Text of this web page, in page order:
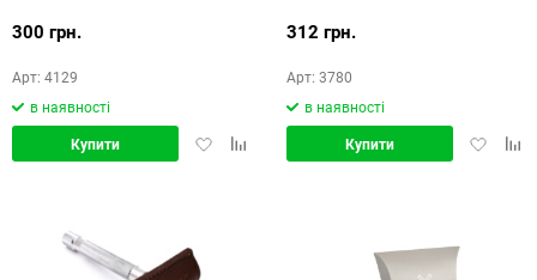
300 грн.
Арт: 4129
в наявності
ДодатиДодати
Купити
312 грн.
Арт: 3780
в наявності
Додати
Купити